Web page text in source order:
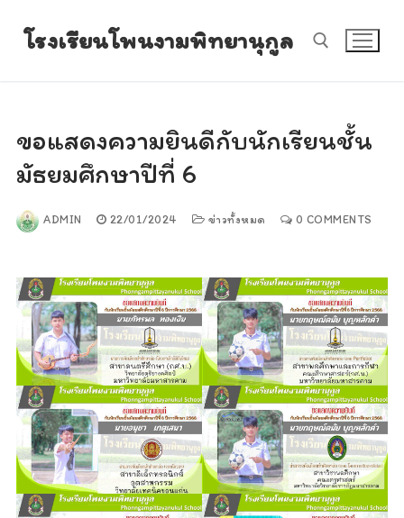
โรงเรียนโพนงามพิทยานุกูล
ขอแสดงความยินดีกับนักเรียนชั้น
มัธยมศึกษาปีที่ 6
ADMIN 22/01/2024 ข่าวทั้งหมด 0 COMMENTS